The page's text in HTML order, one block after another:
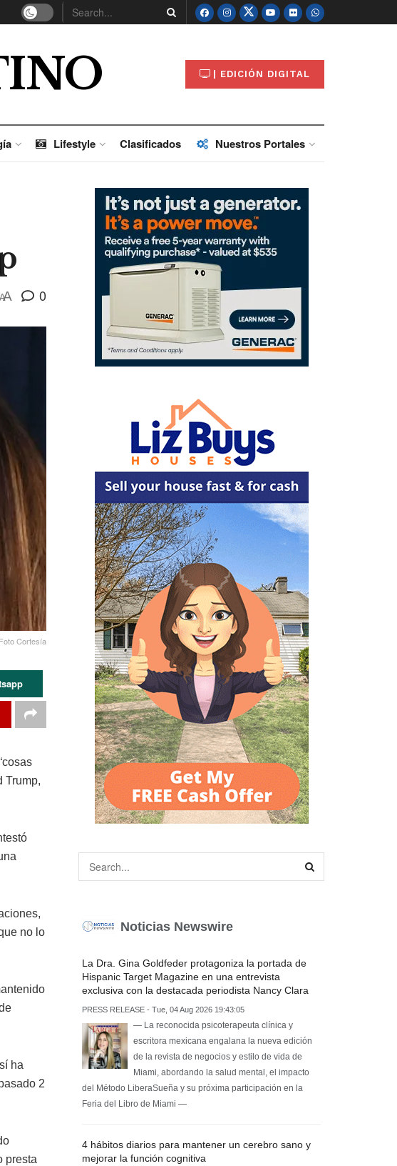
| EDICIÓN DIGITAL
Lifestyle Clasificados Nuestros Portales
AA 0
Cortesía
Trump,
no lo
ha
2
presta
Noticias Newswire
La Dra. Gina Goldfeder protagoniza la portada de
Hispanic Target Magazine en una entrevista
exclusiva con la destacada periodista Nancy Clara
PRESS RELEASE - Tue, 04 Aug 2026 19:43:05
— La reconocida psicoterapeuta clínica y
escritora mexicana engalana la nueva edición
de la revista de negocios y estilo de vida de
Miami, abordando la salud mental, el impacto
del Método LiberaSueña y su próxima participación en la
Feria del Libro de Miami —
4 hábitos diarios para mantener un cerebro sano y
mejorar la función cognitiva